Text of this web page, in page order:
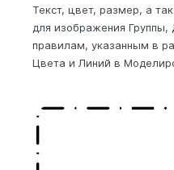
Текст, цвет, размер, а
для изображения
правилам, указанным в
Цвета и Линий в